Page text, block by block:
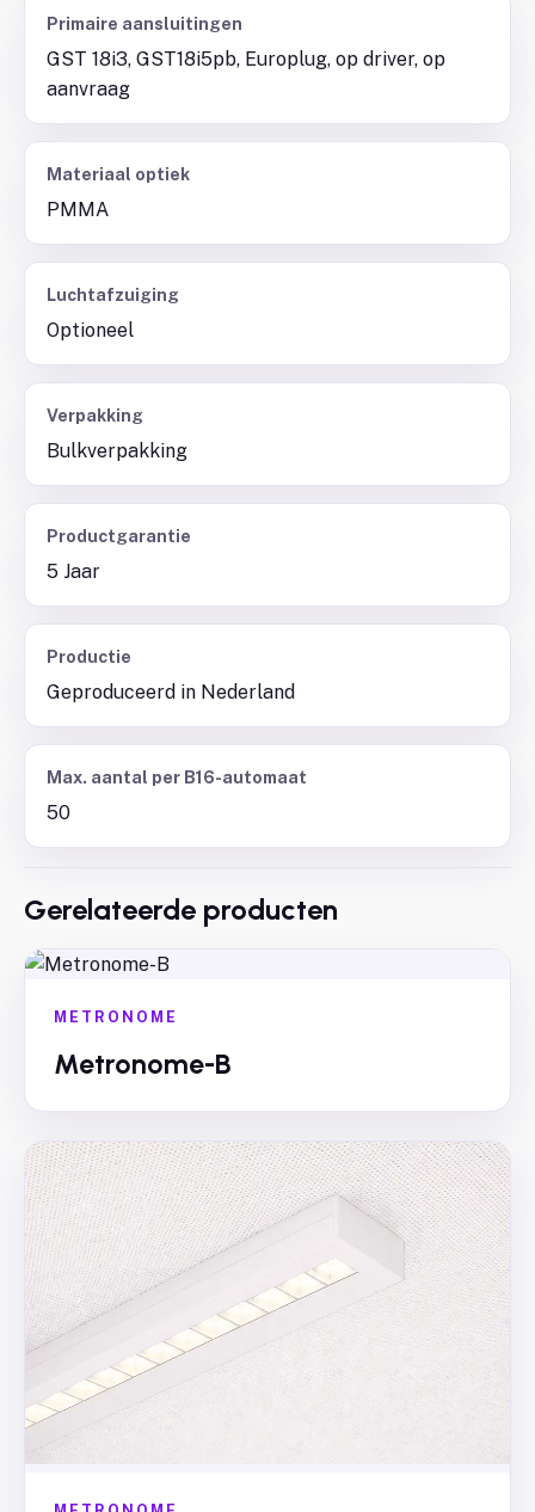
Primaire aansluitingen
GST 18i3, GST18i5pb, Europlug, op driver, op
aanvraag
Materiaal optiek
PMMA
Luchtafzuiging
Optioneel
Verpakking
Bulkverpakking
Productgarantie
5 Jaar
Productie
Geproduceerd in Nederland
Max. aantal per B16-automaat
50
Gerelateerde producten
METRONOME
Metronome-B